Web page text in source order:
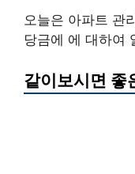
오늘은 아파트 관
당금에 에 대하여
같이보시면 좋